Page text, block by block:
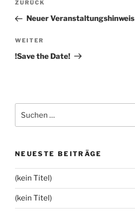
Vorheriger
Beitrag
ZURÜCK
Neuer Veranstaltungshinweis
Nächster
Beitrag
WEITER
!Save the Date!
nach:
NEUESTE BEITRÄGE
(kein Titel)
(kein Titel)